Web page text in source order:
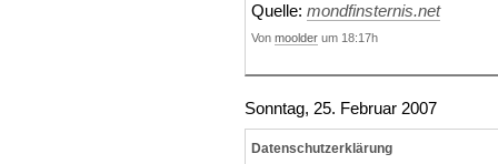
Quelle: mondfinsternis.net
Von moolder um 18:17h
Sonntag, 25. Februar 2007
Datenschutzerklärung